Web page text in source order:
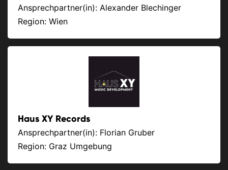
Ansprechpartner(in): Alexander Blechinger
Region: Wien
Haus XY Records
Ansprechpartner(in): Florian Gruber
Region: Graz Umgebung